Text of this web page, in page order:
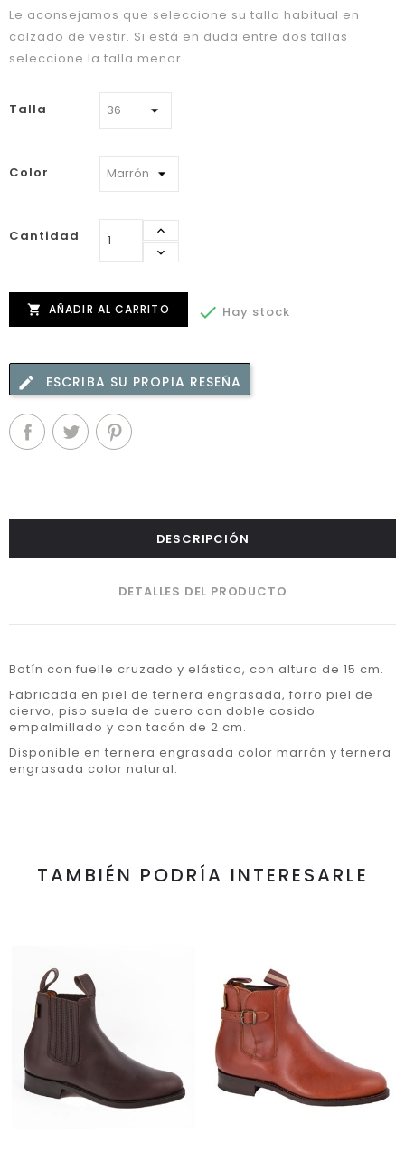
Le aconsejamos que seleccione su talla habitual en
calzado de vestir. Si está en duda entre dos tallas
seleccione la talla menor.
Talla
Color
Cantidad
 AÑADIR AL CARRITO  Hay stock
ESCRIBA SU PROPIA RESEÑA
DESCRIPCIÓN
DETALLES DEL PRODUCTO
Botín con fuelle cruzado y elástico, con altura de 15 cm.
Fabricada en piel de ternera engrasada, forro piel de
ciervo, piso suela de cuero con doble cosido
empalmillado y con tacón de 2 cm.
Disponible en ternera engrasada color marrón y ternera
engrasada color natural.
TAMBIÉN PODRÍA INTERESARLE